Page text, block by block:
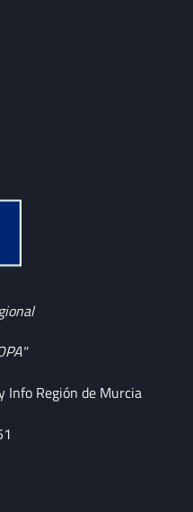
Info Región de Murcia